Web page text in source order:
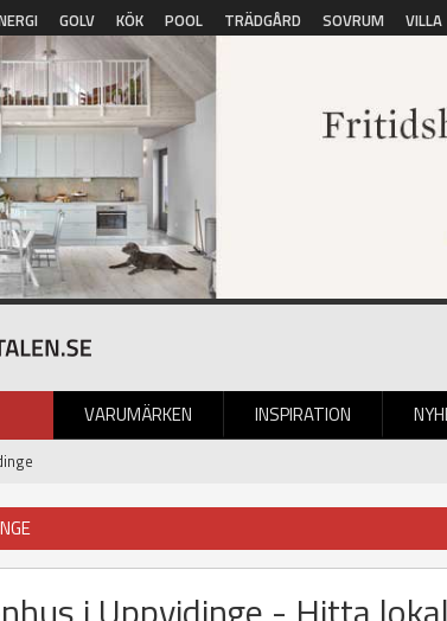
GOLV KÖK POOL TRÄDGÅRD SOVRUM VILLA
VARUMÄRKEN INSPIRATION
BILDGALLERI